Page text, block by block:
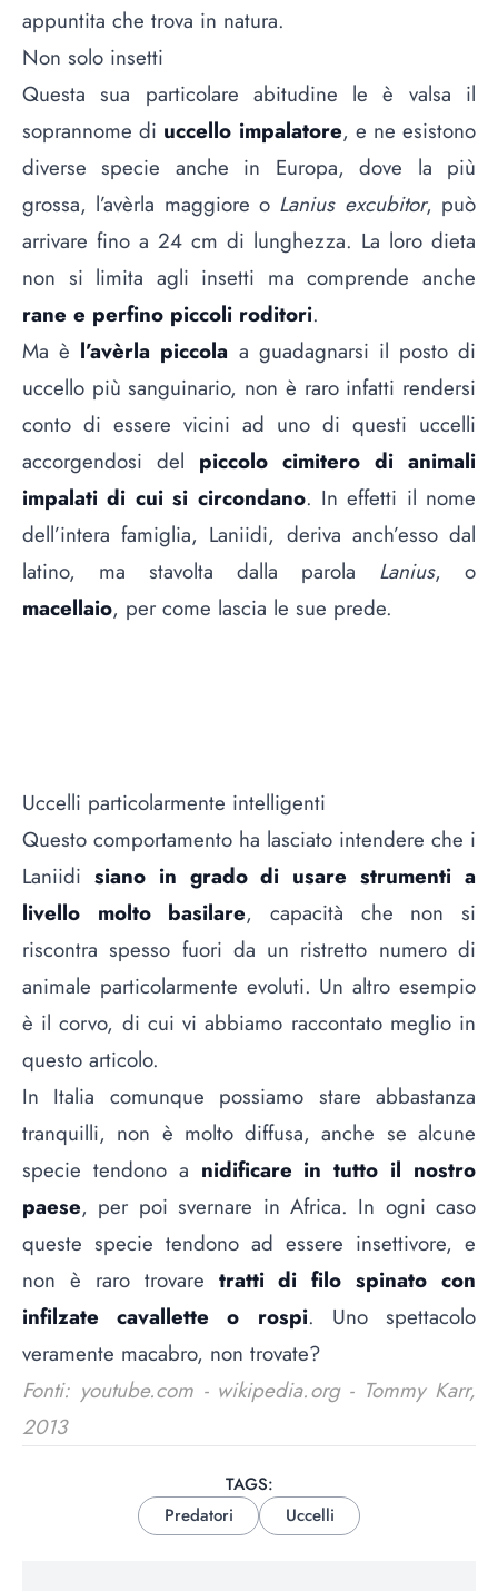
appuntita che trova in natura.
Non solo insetti
Questa sua particolare abitudine le è valsa il
soprannome di uccello impalatore, e ne esistono
diverse specie anche in Europa, dove la più
grossa, l’avèrla maggiore o Lanius excubitor, può
arrivare fino a 24 cm di lunghezza. La loro dieta
non si limita agli insetti ma comprende anche
rane e perfino piccoli roditori.
Ma è l’avèrla piccola a guadagnarsi il posto di
uccello più sanguinario, non è raro infatti rendersi
conto di essere vicini ad uno di questi uccelli
accorgendosi del piccolo cimitero di animali
impalati di cui si circondano. In effetti il nome
dell’intera famiglia, Laniidi, deriva anch’esso dal
latino, ma stavolta dalla parola Lanius, o
macellaio, per come lascia le sue prede.
Uccelli particolarmente intelligenti
Questo comportamento ha lasciato intendere che i
Laniidi siano in grado di usare strumenti a
livello molto basilare, capacità che non si
riscontra spesso fuori da un ristretto numero di
animale particolarmente evoluti. Un altro esempio
è il corvo, di cui vi abbiamo raccontato meglio in
questo articolo.
In Italia comunque possiamo stare abbastanza
tranquilli, non è molto diffusa, anche se alcune
specie tendono a nidificare in tutto il nostro
paese, per poi svernare in Africa. In ogni caso
queste specie tendono ad essere insettivore, e
non è raro trovare tratti di filo spinato con
infilzate cavallette o rospi. Uno spettacolo
veramente macabro, non trovate?
Fonti: youtube.com - wikipedia.org - Tommy Karr,
2013
TAGS:
Predatori
Uccelli